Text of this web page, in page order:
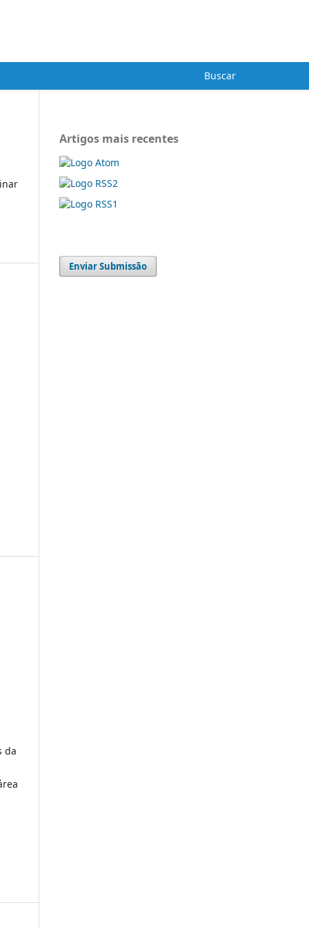
Buscar
da
Artigos mais recentes
Enviar Submissão